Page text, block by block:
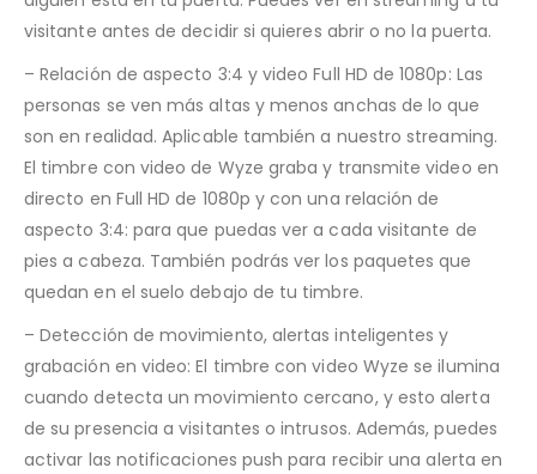
visitante antes de decidir si quieres abrir o no la puerta.
– Relación de aspecto 3:4 y video Full HD de 1080p: Las
personas se ven más altas y menos anchas de lo que
son en realidad. Aplicable también a nuestro streaming.
El timbre con video de Wyze graba y transmite video en
directo en Full HD de 1080p y con una relación de
aspecto 3:4: para que puedas ver a cada visitante de
pies a cabeza. También podrás ver los paquetes que
quedan en el suelo debajo de tu timbre.
– Detección de movimiento, alertas inteligentes y
grabación en video: El timbre con video Wyze se ilumina
cuando detecta un movimiento cercano, y esto alerta
de su presencia a visitantes o intrusos. Además, puedes
activar las notificaciones push para recibir una alerta en